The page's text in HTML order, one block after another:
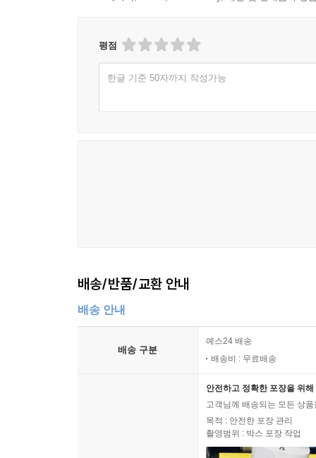
평점
한글 기준 50자까지 작성가능
배송/반품/교환 안내
배송 안내
배송 구분
예스24 배송
배송비 : 무료배송
안전하고 정확한 포장을 위
고객님께 배송되는 모든 상
목적 : 안전한 포장 관리
촬영범위 : 박스 포장 작업